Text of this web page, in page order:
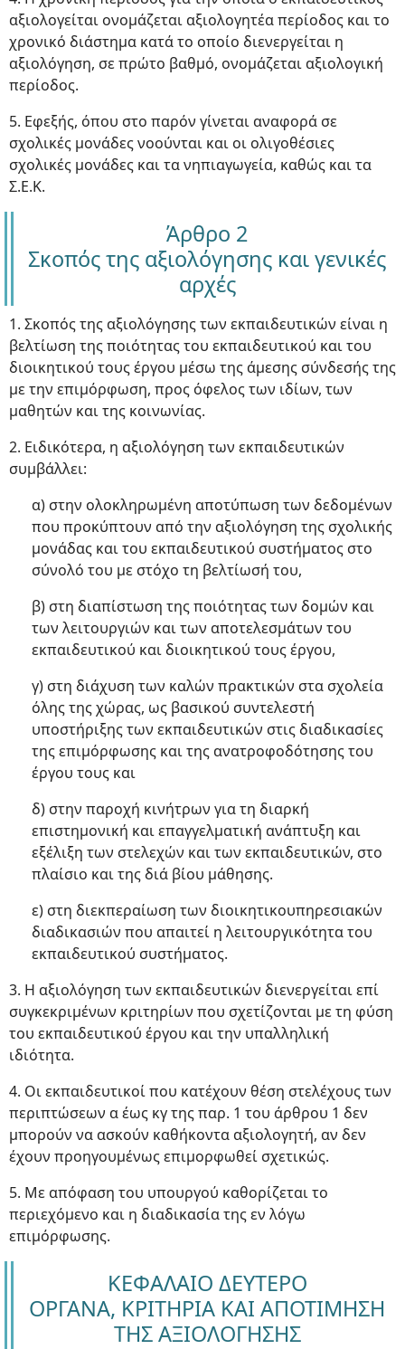
αξιολογείται ονομάζεται αξιολογητέα περίοδος και το
χρονικό διάστημα κατά το οποίο διενεργείται η
αξιολόγηση, σε πρώτο βαθμό, ονομάζεται αξιολογική
περίοδος.
5. Εφεξής, όπου στο παρόν γίνεται αναφορά σε
σχολικές μονάδες νοούνται και οι ολιγοθέσιες
σχολικές μονάδες και τα νηπιαγωγεία, καθώς και τα
Σ.Ε.Κ.
Άρθρο 2
Σκοπός της αξιολόγησης και γενικές
αρχές
1. Σκοπός της αξιολόγησης των εκπαιδευτικών είναι η
βελτίωση της ποιότητας του εκπαιδευτικού και του
διοικητικού τους έργου μέσω της άμεσης σύνδεσής της
με την επιμόρφωση, προς όφελος των ιδίων, των
μαθητών και της κοινωνίας.
2. Ειδικότερα, η αξιολόγηση των εκπαιδευτικών
συμβάλλει:
α) στην ολοκληρωμένη αποτύπωση των δεδομένων
που προκύπτουν από την αξιολόγηση της σχολικής
μονάδας και του εκπαιδευτικού συστήματος στο
σύνολό του με στόχο τη βελτίωσή του,
β) στη διαπίστωση της ποιότητας των δομών και
των λειτουργιών και των αποτελεσμάτων του
εκπαιδευτικού και διοικητικού τους έργου,
γ) στη διάχυση των καλών πρακτικών στα σχολεία
όλης της χώρας, ως βασικού συντελεστή
υποστήριξης των εκπαιδευτικών στις διαδικασίες
της επιμόρφωσης και της ανατροφοδότησης του
έργου τους και
δ) στην παροχή κινήτρων για τη διαρκή
επιστημονική και επαγγελματική ανάπτυξη και
εξέλιξη των στελεχών και των εκπαιδευτικών, στο
πλαίσιο και της διά βίου μάθησης.
ε) στη διεκπεραίωση των διοικητικουπηρεσιακών
διαδικασιών που απαιτεί η λειτουργικότητα του
εκπαιδευτικού συστήματος.
3. Η αξιολόγηση των εκπαιδευτικών διενεργείται επί
συγκεκριμένων κριτηρίων που σχετίζονται με τη φύση
του εκπαιδευτικού έργου και την υπαλληλική
ιδιότητα.
4. Οι εκπαιδευτικοί που κατέχουν θέση στελέχους των
περιπτώσεων α έως κγ της παρ. 1 του άρθρου 1 δεν
μπορούν να ασκούν καθήκοντα αξιολογητή, αν δεν
έχουν προηγουμένως επιμορφωθεί σχετικώς.
5. Με απόφαση του υπουργού καθορίζεται το
περιεχόμενο και η διαδικασία της εν λόγω
επιμόρφωσης.
ΚΕΦΑΛΑΙΟ ΔΕΥΤΕΡΟ
ΟΡΓΑΝΑ, ΚΡΙΤΗΡΙΑ ΚΑΙ ΑΠΟΤΙΜΗΣΗ
ΤΗΣ ΑΞΙΟΛΟΓΗΣΗΣ